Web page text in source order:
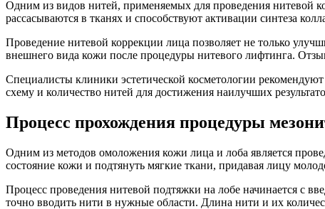
Одним из видов нитей, применяемых для проведения нитевой
рассасываются в тканях и способствуют активации синтеза
Проведение нитевой коррекции лица позволяет не только
внешнего вида кожи после процедуры нитевого лифтинга.
Специалисты клиники эстетической косметологии
схему и количество нитей для достижения наилучших
Процесс прохождения процедуры
Одним из методов омоложения кожи лица и лоба является
состояние кожи и подтянуть мягкие ткани, придавая лицу
Процесс проведения нитевой подтяжки на лобе начинается с
точно вводить нити в нужные области. Длина нити и их